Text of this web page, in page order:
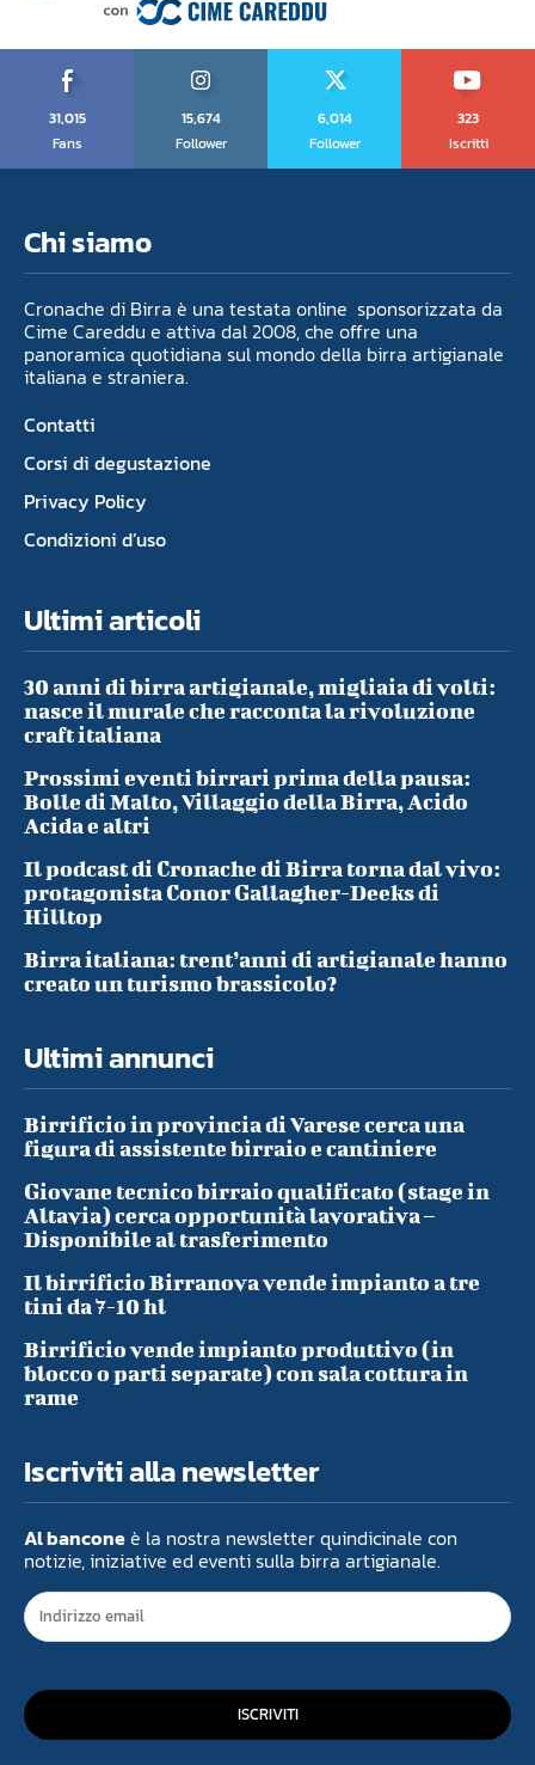
31,015
Fans
15,674
Follower
6,014
Follower
323
Iscritti
Chi siamo
Cronache di Birra è una testata online sponsorizzata da
Cime Careddu e attiva dal 2008, che offre una
panoramica quotidiana sul mondo della birra artigianale
italiana e straniera.
Contatti
Corsi di degustazione
Privacy Policy
Condizioni d’uso
Ultimi articoli
30 anni di birra artigianale, migliaia di volti:
nasce il murale che racconta la rivoluzione
craft italiana
Prossimi eventi birrari prima della pausa:
Bolle di Malto, Villaggio della Birra, Acido
Acida e altri
Il podcast di Cronache di Birra torna dal vivo:
protagonista Conor Gallagher-Deeks di
Hilltop
Birra italiana: trent’anni di artigianale hanno
creato un turismo brassicolo?
Ultimi annunci
Birrificio in provincia di Varese cerca una
figura di assistente birraio e cantiniere
Giovane tecnico birraio qualificato (stage in
Altavia) cerca opportunità lavorativa –
Disponibile al trasferimento
Il birrificio Birranova vende impianto a tre
tini da 7-10 hl
Birrificio vende impianto produttivo (in
blocco o parti separate) con sala cottura in
rame
Iscriviti alla newsletter
Al banconeè la nostra newsletter quindicinale con
notizie, iniziative ed eventi sulla birra artigianale.
ISCRIVITI